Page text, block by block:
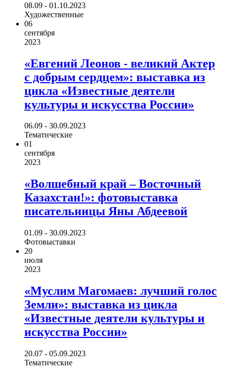
08.09 - 01.10.2023
Художественные
06
сентября
2023
«Евгений Леонов - великий Актер
с добрым сердцем»: выставка из
цикла «Известные деятели
культуры и искусства России»
06.09 - 30.09.2023
Тематические
01
сентября
2023
«Волшебный край – Восточный
Казахстан!»: фотовыставка
писательницы Яны Абдеевой
01.09 - 30.09.2023
Фотовыставки
20
июля
2023
«Муслим Магомаев: лучший голос
Земли»: выставка из цикла
«Известные деятели культуры и
искусства России»
20.07 - 05.09.2023
Тематические